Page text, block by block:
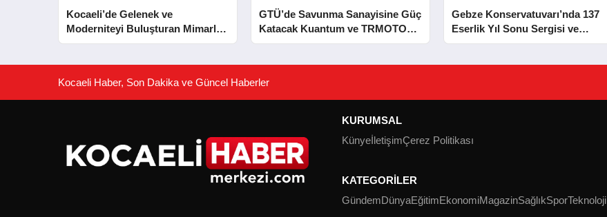
Kocaeli’de Gelenek ve
Moderniteyi Buluşturan Mimarlık
Konferansı
GTÜ’de Savunma Sanayisine Güç
Katacak Kuantum ve TRMOTOR
Merkezleri Açıldı
Gebze Konservatuvarı’nda 137
Eserlik Yıl Sonu Sergisi ve
Mezuniyet Heyecanı
Kocaeli Haber, Son Dakika ve Güncel Haberler
KURUMSAL
KünyeİletişimÇerez Politikası
KATEGORİLER
GündemDünyaEğitimEkonomiMagazinSağlıkSporTeknoloji